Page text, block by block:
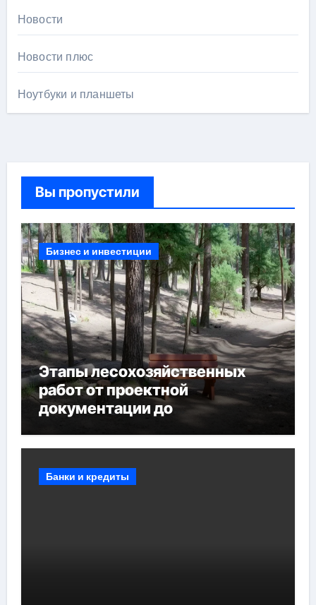
Новости
Новости плюс
Ноутбуки и планшеты
Вы пропустили
Бизнес и инвестиции
Этапы лесохозяйственных
работ от проектной
документации до
мероприятий и обустройства
Банки и кредиты